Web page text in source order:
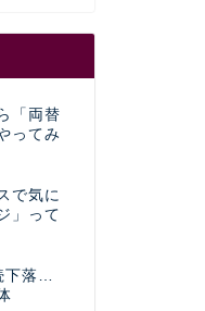
「両替
ってみ
で気に
」って
下落…